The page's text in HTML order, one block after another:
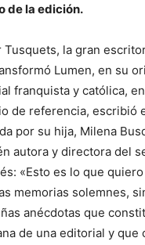
de la edición.
Tusquets, la gran
Lumen, en su
franquista y católica,
de referencia, escribió
por su hija, Milena
autora y directora del
«Esto es lo que
memorias solemnes,
anécdotas que
de una editorial y que